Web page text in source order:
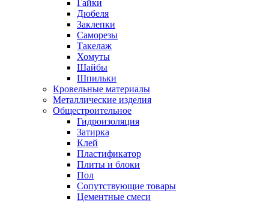
Гайки
Дюбеля
Заклепки
Саморезы
Такелаж
Хомуты
Шайбы
Шпильки
Кровельные материалы
Металлические изделия
Общестроительное
Гидроизоляция
Затирка
Клей
Пластификатор
Плиты и блоки
Пол
Сопутствующие товары
Цементные смеси